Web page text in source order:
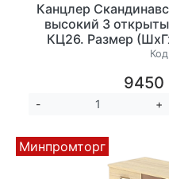
Канцлер
высокий 3
КЦ26. Размер
9450
- +
Минпромторг